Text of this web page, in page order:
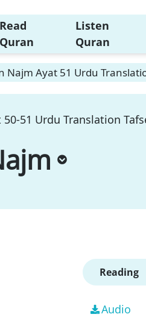
Read
Quran
Listen
Quran
Najm Ayat 51 Urdu
51 Urdu Translation
Reading
Audio